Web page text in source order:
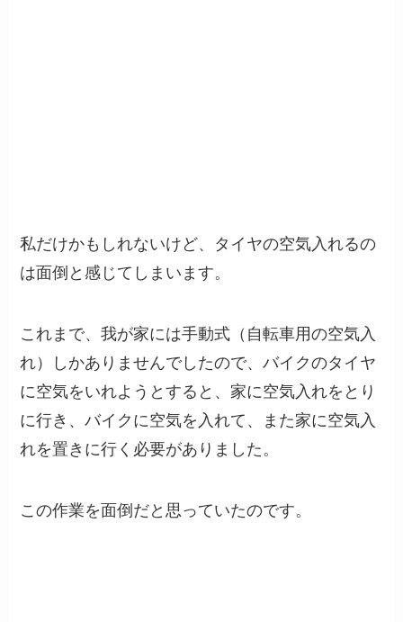
私だけかもしれないけど、タイヤの空気入れるの
は面倒と感じてしまいます。
これまで、我が家には手動式（自転車用の空気入
れ）しかありませんでしたので、バイクのタイヤ
に空気をいれようとすると、家に空気入れをとり
に行き、バイクに空気を入れて、また家に空気入
れを置きに行く必要がありました。
この作業を面倒だと思っていたのです。